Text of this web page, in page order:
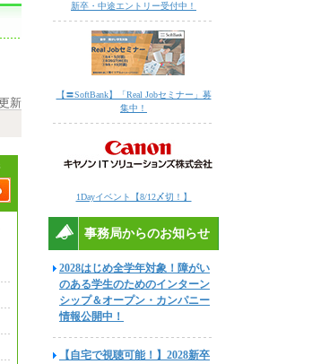
新
新卒・中途エントリー受付中！
【〓SoftBank】「Real Jobセミナー」募
集中！
1Dayイベント【8/12〆切！】
事務局からのお知らせ
2028はじめ全学年対象！障がい
のある学生のためのインターン
シップ＆オープン・カンパニー
情報公開中！
【自宅で視聴可能！】2028新卒